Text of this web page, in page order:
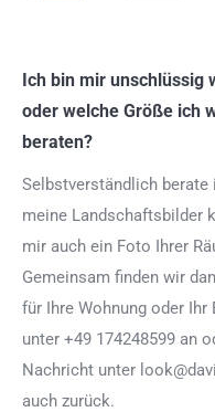
Ich bin mir unschlüssig
oder welche Größe ich
beraten?
Selbstverständlich berate
meine Landschaftsbilder
mir auch ein Foto Ihrer
Gemeinsam finden wir
für Ihre Wohnung oder
unter +49 174248599 an
Nachricht unter
auch zurück.